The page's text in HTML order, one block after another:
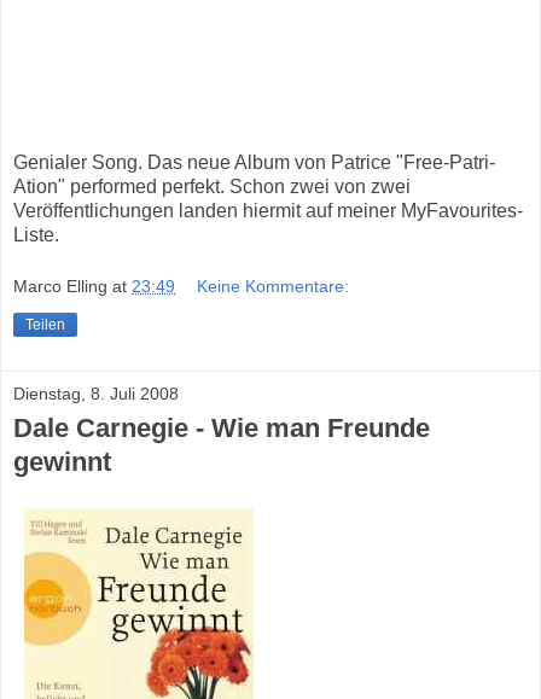
Genialer Song. Das neue Album von Patrice "Free-Patri-
Ation" performed perfekt. Schon zwei von zwei
Veröffentlichungen landen hiermit auf meiner MyFavourites-
Liste.
Marco Elling at 23:49 Keine Kommentare:
Teilen
Dienstag, 8. Juli 2008
Dale Carnegie - Wie man Freunde
gewinnt